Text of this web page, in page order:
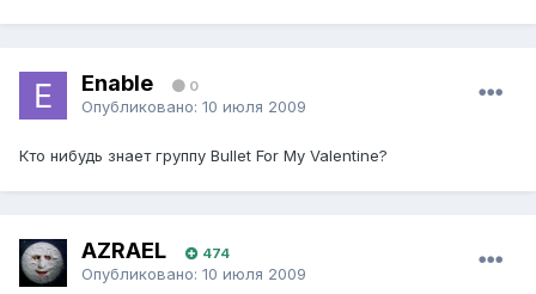
Enable 0
Опубликовано: 10 июля 2009
Кто нибудь знает группу Bullet For My Valentine?
AZRAEL 474
Опубликовано: 10 июля 2009